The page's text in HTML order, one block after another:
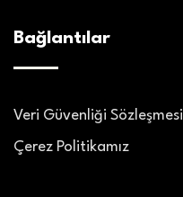
Bağlantılar
Veri Güvenliği Sözleşmesi
Çerez Politikamız